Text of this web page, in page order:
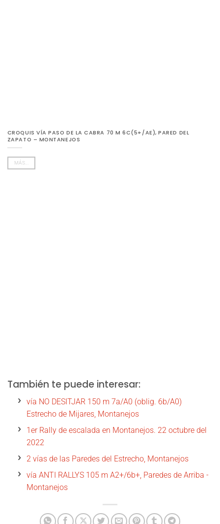
CROQUIS VÍA PASO DE LA CABRA 70 M 6C(5+/AE), PARED DEL
ZAPATO – MONTANEJOS
MÁS...
También te puede interesar:
vía NO DESITJAR 150 m 7a/A0 (oblig. 6b/A0)
Estrecho de Mijares, Montanejos
1er Rally de escalada en Montanejos. 22 octubre del
2022
2 vías de las Paredes del Estrecho, Montanejos
vía ANTI RALLYS 105 m A2+/6b+, Paredes de Arriba -
Montanejos